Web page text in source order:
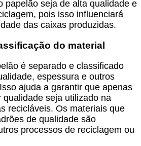
papelão seja de alta qualidade e
pois isso influenciará
das caixas produzidas.
do material
é separado e classificado
espessura e outros
ajuda a garantir que apenas
seja utilizado na
recicláveis. Os materiais que
de qualidade são
processos de reciclagem ou